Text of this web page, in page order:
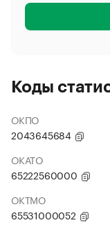
Коды
ОКПО
2043645684
ОКАТО
65222560000
ОКТМО
65531000052